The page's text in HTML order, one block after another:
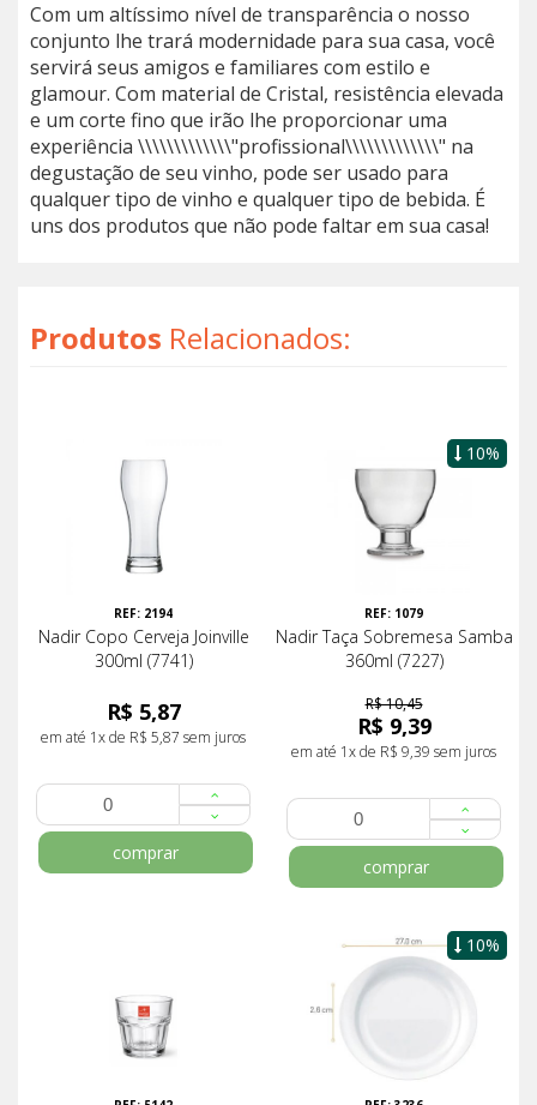
Com um altíssimo nível de transparência o nosso
conjunto lhe trará modernidade para sua casa, você
servirá seus amigos e familiares com estilo e
glamour. Com material de Cristal, resistência elevada
e um corte fino que irão lhe proporcionar uma
experiência \\\\\\\\\\\\\"profissional\\\\\\\\\\\\\" na
degustação de seu vinho, pode ser usado para
qualquer tipo de vinho e qualquer tipo de bebida. É
uns dos produtos que não pode faltar em sua casa!
Produtos Relacionados:
REF: 2194
Nadir Copo Cerveja Joinville
300ml (7741)
R$ 5,87
em até 1x de R$ 5,87 sem juros
comprar
10%
REF: 1079
Nadir Taça Sobremesa Samba
360ml (7227)
R$ 10,45
R$ 9,39
em até 1x de R$ 9,39 sem juros
comprar
10%